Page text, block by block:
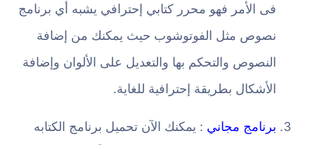
فى الأمر فهو محرر كتابي إحترافي يشبه أي برنامج
نصوص مثل الفوتوشوب حيث يمكنك من إضافة
النصوص والتحكم بها والتعديل على الألوان وإضافة
الأشكال بطريقة إحترافية للغاية.
برنامج مجاني : يمكنك الآن تحميل برنامج الكتابه